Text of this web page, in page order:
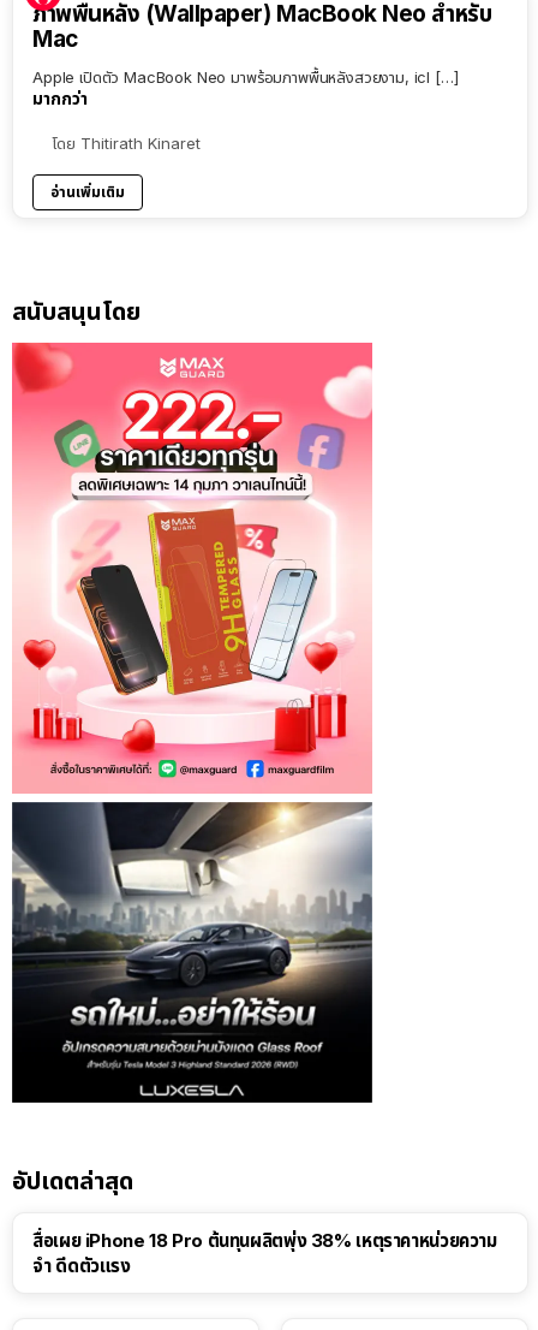
ภาพพื้นหลัง (Wallpaper) MacBook Neo สำหรับ
Mac
Apple เปิดตัว MacBook Neo มาพร้อมภาพพื้นหลังสวยงาม, icl […]
มากกว่า
โดย Thitirath Kinaret
อ่านเพิ่มเติม
สนับสนุนโดย
อัปเดตล่าสุด
สื่อเผย iPhone 18 Pro ต้นทุนผลิตพุ่ง 38% เหตุราคาหน่วยความ
จำ ดีดตัวแรง